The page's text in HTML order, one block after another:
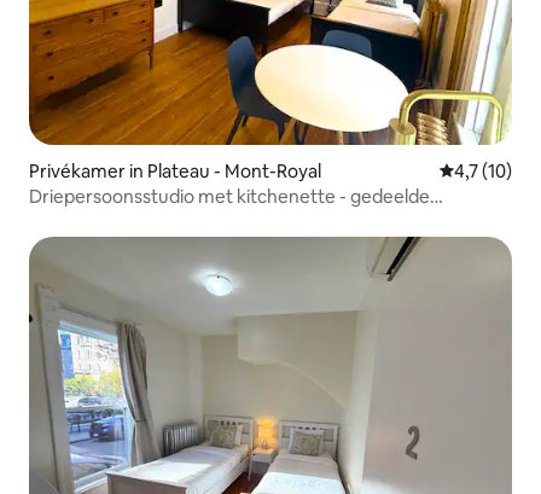
Privékamer in Plateau - Mont-Royal
4,7 (10)
Driepersoonsstudio met kitchenette - gedeelde